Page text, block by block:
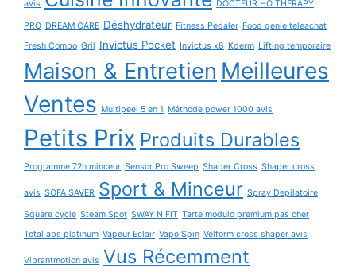
avis DOCTEUR HO THERAPY
PRO DREAM CARE Déshydrateur Fitness Pedaler Food genie teleachat
Fresh Combo Gril Invictus Pocket Invictus x8 Kderm Lifting temporaire
Maison & Entretien Meilleures
Ventes Multipeel 5 en 1 Méthode power 1000 avis
Petits Prix Produits Durables
Programme 72h minceur Sensor Pro Sweep Shaper Cross Shaper cross
avis SOFA SAVER Sport & Minceur Spray Depilatoire
Square cycle Steam Spot SWAY N FIT Tarte modulo premium pas cher
Total abs platinum Vapeur Eclair Vapo Spin Velform cross shaper avis
Vibrantmotion avis Vus Récemment